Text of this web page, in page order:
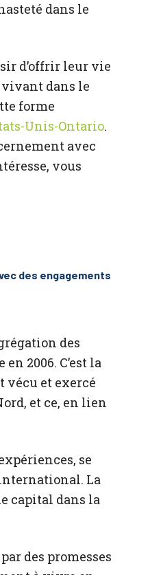
dans le
d’offrir leur vie
vivant dans le
forme
Unis-Ontario.
avec
vous
des engagements
des
2006. C’est la
vécu et exercé
et ce, en lien
se
La
capital dans la
des promesses